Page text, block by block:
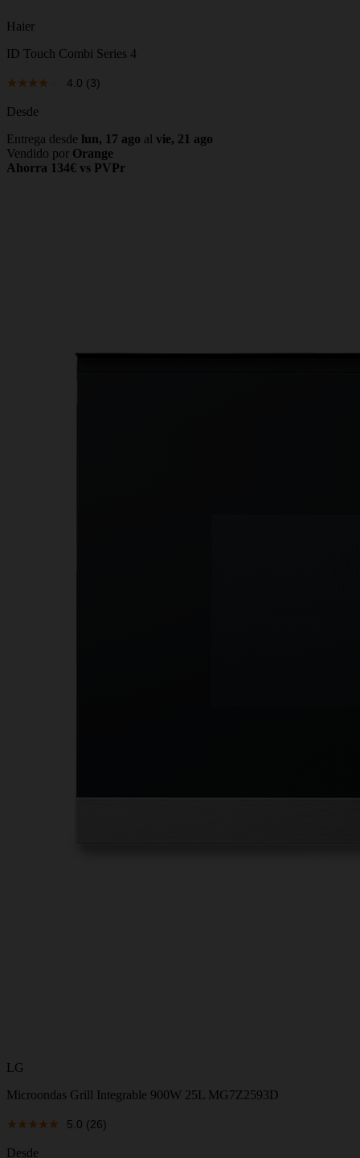
Haier
ID Touch Combi Series 4
4.0 (3)
Desde
Entrega desde lun, 17 ago al vie, 21 ago
Vendido por Orange
Ahorra 134€ vs PVPr
LG
Microondas Grill Integrable 900W 25L MG7Z2593D
5.0 (26)
Desde